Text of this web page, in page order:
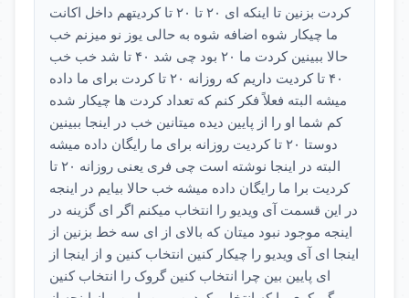
کردت بزنین تا اینکه ای ۲۰ تا ۲۰ تا کردیتهم داخل اکانت
ما چیکار شوه اضافه شوه به حالی یوز نو میزنم خب
حالا ببینین کردت ما ۲۰ بود چی شد ۴۰ تا شد خب خب
۴۰ تا کردیت داریم که روزانه ۲۰ تا کردت برای ما داده
میشه البته فعلاً فکر کنم که تعداد کردت ها چیکار شده
کم شما او را از پایین دیده میتانین خب در اینجا ببینین
دوستا ۲۰ تا کردیت روزانه برای ما رایگان داده میشه
البته در اینجا نوشته است چی فری یعنی روزانه ۲۰ تا
کردیت برا ما رایگان داده میشه خب حالا بیایم در اینجه
در این قسمت آی ویدیو را انتخاب میکنم اگر ای گزینه در
اینجه موجود نبود میتان که بالای از ای سه خط بزنین از
اینجا ای آی ویدیو را چیکار کنین انتخاب کنین و از اینجا از
ای پایین بین چرا انتخاب کنین گروک را انتخاب کنین